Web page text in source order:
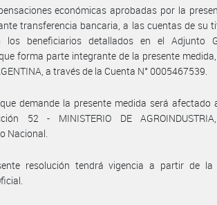
económicas aprobadas por la
transferencia bancaria, a las cuentas de su
los beneficiarios detallados en el Adjunto
forma parte integrante de la presente
a través de la Cuenta N° 0005467539.
demande la presente medida será afectado
52 - MINISTERIO DE
Nacional.
resolución tendrá vigencia a partir de